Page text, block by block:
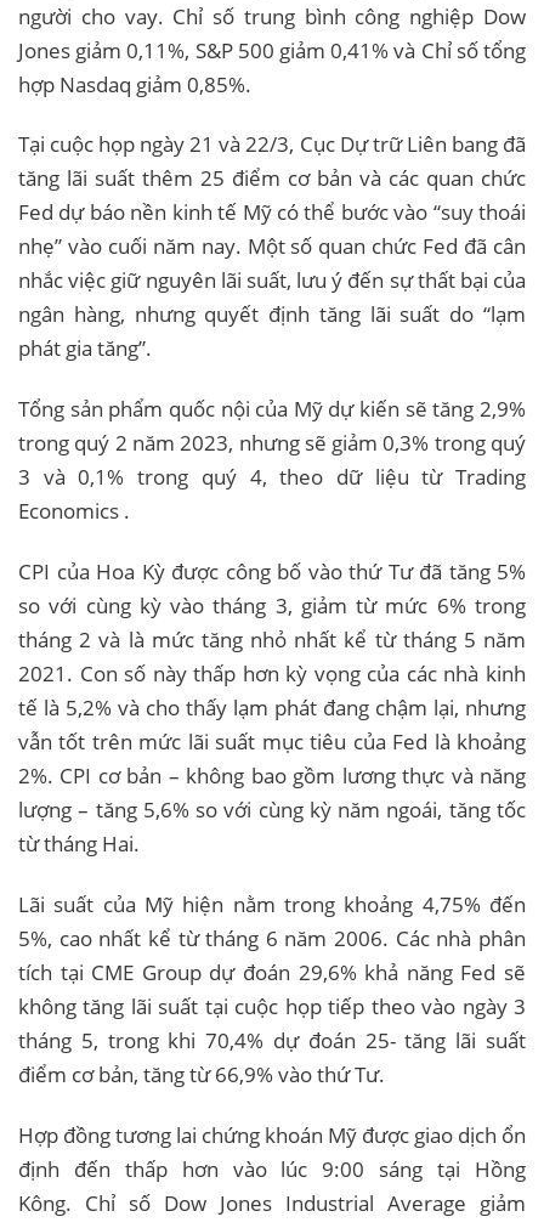
người cho vay. Chỉ số trung bình công nghiệp Dow
Jones giảm 0,11%, S&P 500 giảm 0,41% và Chỉ số tổng
hợp Nasdaq giảm 0,85%.
Tại cuộc họp ngày 21 và 22/3, Cục Dự trữ Liên bang đã
tăng lãi suất thêm 25 điểm cơ bản và các quan chức
Fed dự báo nền kinh tế Mỹ có thể bước vào “suy thoái
nhẹ” vào cuối năm nay. Một số quan chức Fed đã cân
nhắc việc giữ nguyên lãi suất, lưu ý đến sự thất bại của
ngân hàng, nhưng quyết định tăng lãi suất do “lạm
phát gia tăng”.
Tổng sản phẩm quốc nội của Mỹ dự kiến ​​sẽ tăng 2,9%
trong quý 2 năm 2023, nhưng sẽ giảm 0,3% trong quý
3 và 0,1% trong quý 4, theo dữ liệu từ Trading
Economics .
CPI của Hoa Kỳ được công bố vào thứ Tư đã tăng 5%
so với cùng kỳ vào tháng 3, giảm từ mức 6% trong
tháng 2 và là mức tăng nhỏ nhất kể từ tháng 5 năm
2021. Con số này thấp hơn kỳ vọng của các nhà kinh
tế là 5,2% và cho thấy lạm phát đang chậm lại, nhưng
vẫn tốt trên mức lãi suất mục tiêu của Fed là khoảng
2%. CPI cơ bản – không bao gồm lương thực và năng
lượng – tăng 5,6% so với cùng kỳ năm ngoái, tăng tốc
từ tháng Hai.
Lãi suất của Mỹ hiện nằm trong khoảng 4,75% đến
5%, cao nhất kể từ tháng 6 năm 2006. Các nhà phân
tích tại CME Group dự đoán 29,6% khả năng Fed sẽ
không tăng lãi suất tại cuộc họp tiếp theo vào ngày 3
tháng 5, trong khi 70,4% dự đoán 25- tăng lãi suất
điểm cơ bản, tăng từ 66,9% vào thứ Tư.
Hợp đồng tương lai chứng khoán Mỹ được giao dịch ổn
định đến thấp hơn vào lúc 9:00 sáng tại Hồng
Kông. Chỉ số Dow Jones Industrial Average giảm